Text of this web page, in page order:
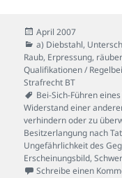
Veröffentlicht
am
April 2007
Kategorien
a) Diebstahl,
Raub, Erpressung,
Qualifikationen /
Strafrecht BT
Schlagwörter
Bei-Sich-Führen
Widerstand einer
verhindern oder zu
Besitzerlangung nach
Ungefährlichkeit des
Erscheinungsbild,
Schreibe einen